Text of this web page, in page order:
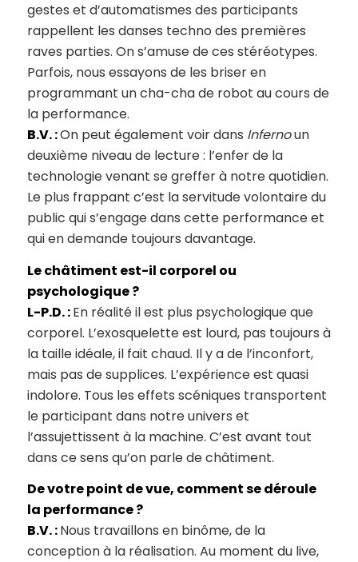
gestes et d’automatismes des participants
rappellent les danses techno des premières
raves parties. On s’amuse de ces stéréotypes.
Parfois, nous essayons de les briser en
programmant un cha-cha de robot au cours de
la performance.
B.V. :On peut également voir dans Infernoun
deuxième niveau de lecture : l’enfer de la
technologie venant se greffer à notre quotidien.
Le plus frappant c’est la servitude volontaire du
public qui s’engage dans cette performance et
qui en demande toujours davantage.
Le châtiment est-il corporel ou
psychologique ?
L-P.D. :En réalité il est plus psychologique que
corporel. L’exosquelette est lourd, pas toujours à
la taille idéale, il fait chaud. Il y a de l’inconfort,
mais pas de supplices. L’expérience est quasi
indolore. Tous les effets scéniques transportent
le participant dans notre univers et
l’assujettissent à la machine. C’est avant tout
dans ce sens qu’on parle de châtiment.
De votre point de vue, comment se déroule
la performance ?
B.V. :Nous travaillons en binôme, de la
conception à la réalisation. Au moment du live,